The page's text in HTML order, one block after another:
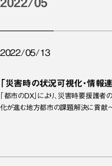
2022/05/13
「災害時の状況可視化・情報
「都市のDX」により、災害時要援護
化が進む地方都市の課題解決に貢献